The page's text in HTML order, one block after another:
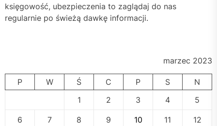
księgowość, ubezpieczenia to zaglądaj do nas
regularnie po świeżą dawkę informacji.
marzec 2023
P W Ś C P S
N
1
2 3 4 5
6 7 8 9 10 11 12